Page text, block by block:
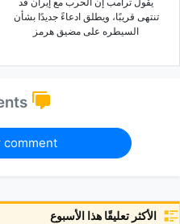
تنتهی قریبًا، ویطلق ادعاءً جدیدًا بشأن
السیطره على مضیق هرمز
Comments
comment
الأكثر تعليقًا هذا الأسبوع